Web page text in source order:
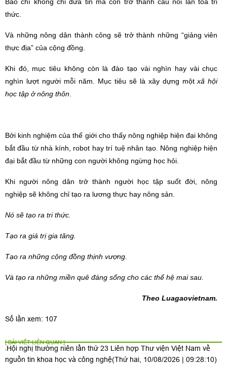
thức.
Và những nông dân thành công sẽ trở thành những “giảng viên
thực địa” của cộng đồng.
Khi đó, mục tiêu không còn là đào tạo vài nghìn hay vài chục
nghìn lượt người mỗi năm. Mục tiêu sẽ là xây dựng mộtxã hội
học tập ở nông thôn
Bởi kinh nghiệ m của thế giới cho thấy nông nghiệ
bắt đầu từ nhà kính, robot hay trí tuệ nhân tạ
o.Nông nghiệ
nghiệp sẽ không chỉ tạo ra lương thực hay nông sản.
Nó sẽ tạo ra tri thức.
Tạo ra giátrị gia tăng.